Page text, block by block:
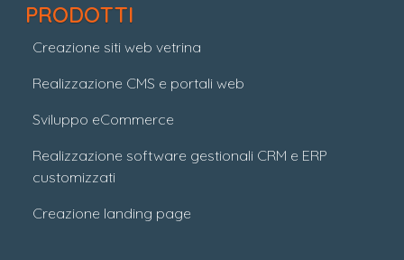
PRODOTTI
Creazione siti web vetrina
Realizzazione CMS e portali web
Sviluppo eCommerce
Realizzazione software gestionali CRM e ERP
customizzati
Creazione landing page